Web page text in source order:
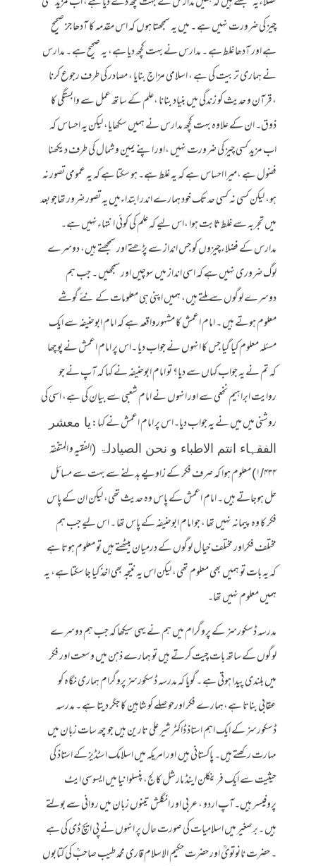
چیز کی ضرورت نہیں ہے ۔ میں یہ سمجھتا ہوں کہ اس مقدمہ کا آدھا جز صحیح
ہے اور آدھا غلط ہے ۔ مدارس نے بہت کچھ دیا ہے، یہ صحیح ہے ۔ مدارس
نے ہماری تربیت کی ہے ، اسلامی مزاج بنایا ، مصادر کی طرف رجوع کرنا
،قرآن و حدیث کو زندگی میں بنیاد بنانا ،علم کے ساتھ عمل سے وابستگی کا
ذوق۔ ان کے علاوہ بہت کچھ مدارس نے ہمیں سکھایا، لیکن یہ احساس کہ
اب مزید کسی چیز کی ضرورت نہیں ،اور اپنے یمین و شمال کی طرف دیکھنا
فضول ہے ،میرا احساس ہے کہ یہ غلط ہے۔ ہو سکتا ہے کہ یہ عمومی تصور نہ
ہو، لیکن کسی نہ کسی حد تک خود ہمارے اندر ابتداءمیں یہ تصور ضرور تھاجو بعد
میں تجربہ سے غلط ثابت ہوا ،اس لیے کہ علم کی کوئی انتہاءنہیں ہے۔
مدارس کے فضلاءچیزوں کو جس انداز سے پڑھتے اور سمجھتے ہیں، دوسرے
لوگ ضروری نہیں ہے کہ اسی انداز میں سوچیں اور سمجھیں ۔ جب ہم
دوسرے لوگوں سے ملتے ہیں، ہمیں اپنی ہی معلومات کے نئے گوشے
معلوم ہوتے ہیں ۔ امام اعمش کا مشہورواقعہ ہے کہ امام ابوحنیفہ سے ایک
مسئلہ معلوم کیا گیا جس کا انہوں نے جواب دیا ۔اس پر امام اعمش نے پوچھا
کہ تم نے یہ جواب کہاں سے دیا؟ تو امام ابوحنیفہ نے کہا کہ آپ نے جو
روایت ابراہیم نخعی سے اور انہوں نے امام شعبی سے بیان کی ہے، اسی کی
روشنی میں میں نے یہ جواب دیا۔اس پر امام اعمش نے کہا:یا معشر
الفقہاء انتم الاطباء و نحن الصیادلۃ (الفقیہ و المتفقہ
۱/۴۳۴) معلوم ہوا کہ صرف فکر کے زاویے بدلنے سے بہت سے مسائل
حل ہوجاتے ہیں ۔ امام اعمش کے پاس وہ حدیث تھی، لیکن ان کے پاس
فکر کا وہ پیمانہ نہیں تھا ، جو امام ابوحنیفہ کے پاس تھا ۔ اس لیے جب ہم
مختلف فکراور مختلف خیال لوگوں کے درمیان بیٹھتے ہیں تو معلوم ہوتا ہے
کہ یہ بات تو ہمیں بھی معلوم تھی، لیکن اس یہ نتیجہ بھی اخذ کیا جا سکتا ہے، یہ
ہمیں معلوم نہیں تھا۔
مدرسہ ڈسکورسز کے پروگرام میں ہم نے یہی سیکھا کہ جب ہم دوسرے
لوگوں کے ساتھ بات چیت کرتے ہیں تو ہمارے ذہن میں وسعت اور فکر
میں بلندی پیدا ہوتی ہے ۔گویا کہ مدرسہ ڈسکورسز پروگرام ہماری نگاہ کو
عقابی بناتا ہے،ہمارے فکر اورحوصلے کو شاہین کا جگر دیتا ہے ۔ مدرسہ
ڈسکورسز کے ایک اہم استاذ ڈاکٹر شیر علی تارین ہیں جو چھ سات زبان میں
مہارت رکھتے ہیں۔ پاکستانی ہیں اور امریکہ میں اسلامک اسٹڈیز کے استاذ کی
حیثیت سے ایک فرینکلن اینڈ مارشل کالج، پنسلوانیا میں ایسوسی ایٹ
پروفیسر ہیں۔آپ اردو ، عربی اور انگلش تینوں زبان میں روانی سے بولتے
ہیں ۔برصغیر میں اسلامیات کی صورت حال پر انہوں نے پی ایچ ڈی کی ہے
۔ حضرت نانوتویؒ اور حضرت حکیم الاسلام قاری محمد طیب صاحبؒ کی کتابوں